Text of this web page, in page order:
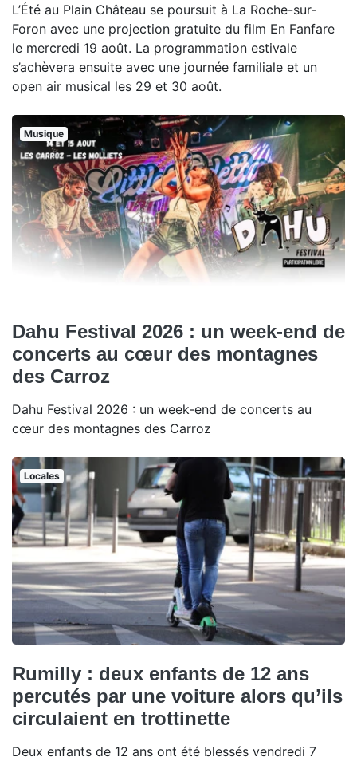
L’Été au Plain Château se poursuit à La Roche-sur-
Foron avec une projection gratuite du film En Fanfare
le mercredi 19 août. La programmation estivale
s’achèvera ensuite avec une journée familiale et un
open air musical les 29 et 30 août.
Musique
Dahu Festival 2026 : un week-end de
concerts au cœur des montagnes
des Carroz
Dahu Festival 2026 : un week-end de concerts au
cœur des montagnes des Carroz
Locales
Rumilly : deux enfants de 12 ans
percutés par une voiture alors qu’ils
circulaient en trottinette
Deux enfants de 12 ans ont été blessés vendredi 7